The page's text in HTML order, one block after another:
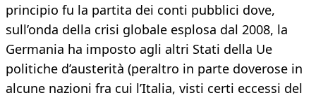
principio fu la partita dei conti pubblici dove,
sull’onda della crisi globale esplosa dal 2008, la
Germania ha imposto agli altri Stati della Ue
politiche d’austerità (peraltro in parte doverose in
alcune nazioni fra cui l’Italia, visti certi eccessi del